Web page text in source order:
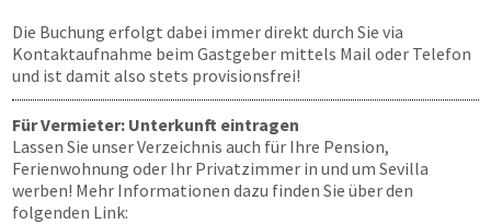
Die Buchung erfolgt dabei immer direkt durch Sie via
Kontaktaufnahme beim Gastgeber mittels Mail oder Telefon
und ist damit also stets provisionsfrei!
Für Vermieter: Unterkunft eintragen
Lassen Sie unser Verzeichnis auch für Ihre Pension,
Ferienwohnung oder Ihr Privatzimmer in und um Sevilla
werben! Mehr Informationen dazu finden Sie über den
folgenden Link: